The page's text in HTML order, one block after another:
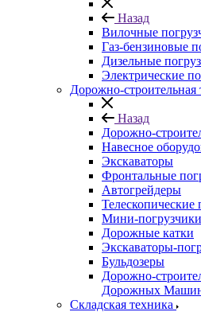
Назад
Вилочные
Газ-бензиновые
Дизельные
Электрические
Дорожно-строительная
Назад
Дорожно-
Навесное
Экскаваторы
Фронтальные
Автогрейдеры
Телескопические
Мини-погрузчики
Дорожные катки
Экскаваторы-
Бульдозеры
Дорожно-
Дорожных
Складская техника